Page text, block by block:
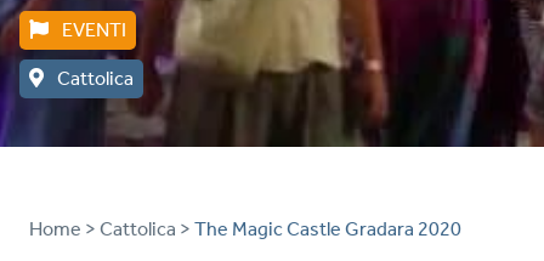
EVENTI
Cattolica
Home > Cattolica > The Magic Castle Gradara 2020